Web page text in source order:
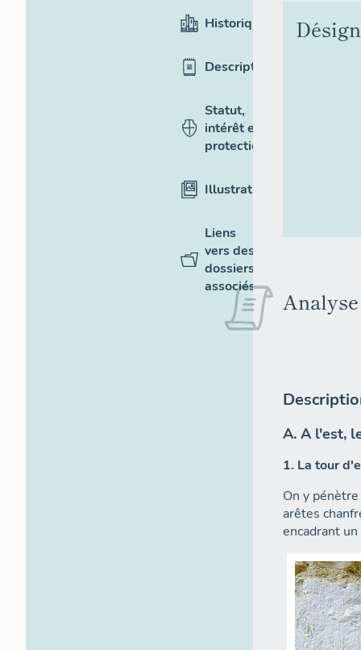
Historique
Description
Statut,
intérêt et
protection
Illustrations
Liens
vers des
dossiers
associés
A. A l'est,
1. La tour
On y
arêtes
encadrant